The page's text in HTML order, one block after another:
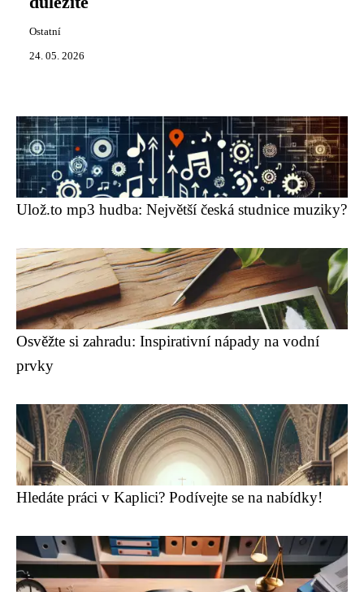
Ostatní
24. 05. 2026
Ulož.to mp3 hudba: Největší česká studnice muziky?
Osvěžte si zahradu: Inspirativní nápady na vodní
prvky
Hledáte práci v Kaplici? Podívejte se na nabídky!